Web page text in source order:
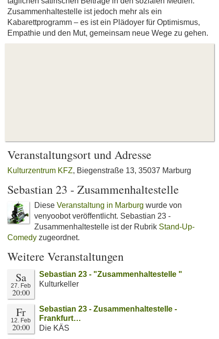
Zusammenhaltestelle ist jedoch mehr als ein
Kabarettprogramm – es ist ein Plädoyer für Optimismus,
Empathie und den Mut, gemeinsam neue Wege zu gehen.
Veranstaltungsort und Adresse
Kulturzentrum KFZ, Biegenstraße 13, 35037 Marburg
Sebastian 23 - Zusammenhaltestelle
Diese Veranstaltung in Marburg wurde von
venyoobot veröffentlicht. Sebastian 23 -
Zusammenhaltestelle ist der Rubrik Stand-Up-
Comedy zugeordnet.
Weitere Veranstaltungen
Sa
27. Feb
20:00
Sebastian 23 - "Zusammenhaltestelle "
Kulturkeller
Fr
12. Feb
20:00
Sebastian 23 - Zusammenhaltestelle -
Frankfurt…
Die KÄS